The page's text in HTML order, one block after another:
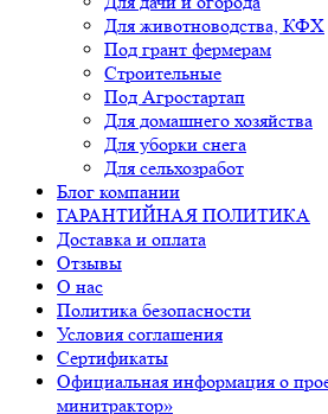
Для животноводства, КФХ
Под грант фермерам
Строительные
Под Агростартап
Для домашнего хозяйства
Для уборки снега
Для сельхозработ
Блог компании
ГАРАНТИЙНАЯ ПОЛИТИКА
Доставка и оплата
Отзывы
О нас
Политика безопасности
Условия соглашения
Сертификаты
Официальная информация о
минитрактор»